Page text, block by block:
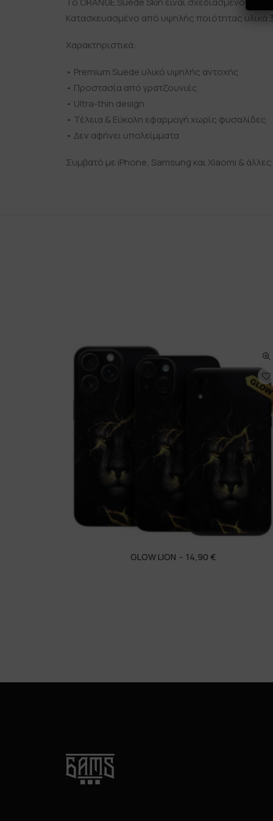
Κατασκευασμένο από υψηλής ποιότητας υλικά
Χαρακτηριστικά:
• Premium Suede υλικό υψηλής αντοχής
• Προστασία από γρατζουνιές
• Ultra-thin design
• Τέλεια & Εύκολη εφαρμογή χωρίς φυσαλίδες
• Δεν αφήνει υπολείμματα
Συμβατό με iPhone, Samsung και Xiaomi &
GLOW LION 14,90 €